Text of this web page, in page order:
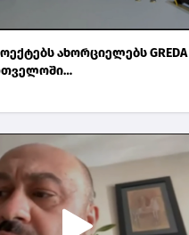
ახორციელებს GREDA